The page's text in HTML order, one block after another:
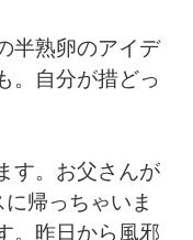
半熟卵のアイデ
。自分が措どっ
す。お父さんが
帰っちゃいま
。昨日から風邪